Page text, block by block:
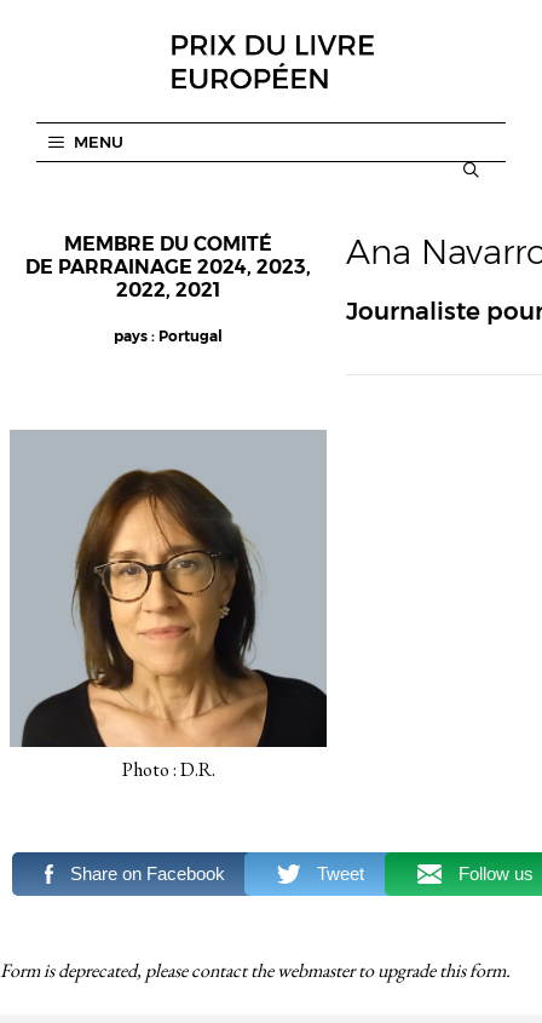
MENU
MEMBRE DU COMITÉ
DE PARRAINAGE 2024, 2023,
2022, 2021
pays : Portugal
Photo : D.R.
Ana
Journaliste
Share on Facebook Tweet Follow us
Form is deprecated, please contact the webmaster toupgradethis form.